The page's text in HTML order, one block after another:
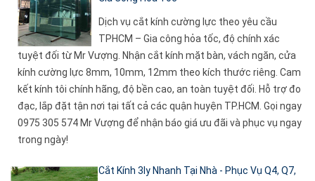
Dịch vụ cắt kính cường lực theo yêu cầu
TPHCM – Gia công hỏa tốc, độ chính xác
tuyệt đối từ Mr Vượng. Nhận cắt kính mặt bàn, vách ngăn, cửa
kính cường lực 8mm, 10mm, 12mm theo kích thước riêng. Cam
kết kính tôi chính hãng, độ bền cao, an toàn tuyệt đối. Hỗ trợ đo
đạc, lắp đặt tận nơi tại tất cả các quận huyện TP.HCM. Gọi ngay
0975 305 574 Mr Vượng để nhận báo giá ưu đãi và phục vụ ngay
trong ngày!
Cắt Kính 3ly Nhanh Tại Nhà - Phục Vụ Q4, Q7,